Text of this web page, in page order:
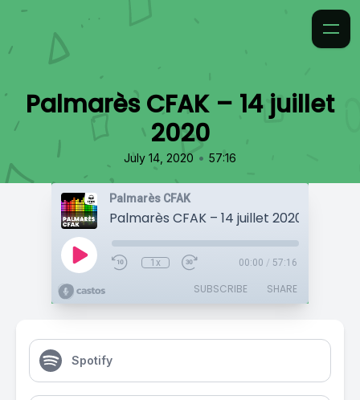
Palmarès CFAK – 14 juillet
2020
July 14, 2020 • 57:16
Palmarès CFAK
Palmarès CFAK – 14 juillet 2020
1x 00:00 / 57:16
SUBSCRIBE SHARE
Spotify